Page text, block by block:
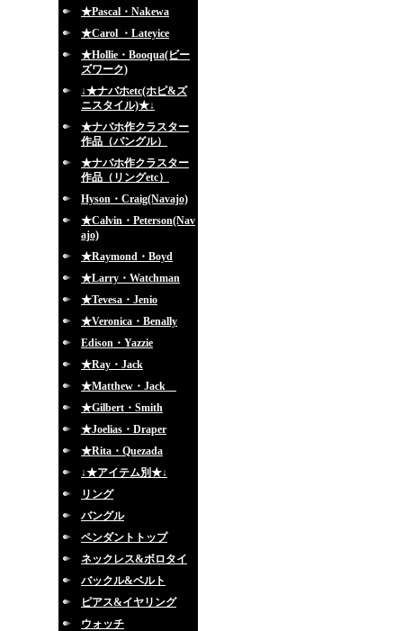
★Pascal・Nakewa
★Carol ・Lateyice
★Hollie・Booqua(ビー
ズワーク)
↓★ナバホetc(ホピ&ズ
ニスタイル)★↓
★ナバホ作クラスター
作品（バングル）
★ナバホ作クラスター
作品（リングetc）
Hyson・Craig(Navajo)
★Calvin・Peterson(Nav
ajo)
★Raymond・Boyd
★Larry・Watchman
★Tevesa・Jenio
★Veronica・Benally
Edison・Yazzie
★Ray・Jack
★Matthew・Jack
★Gilbert・Smith
★Joelias・Draper
★Rita・Quezada
↓★アイテム別★↓
リング
バングル
ペンダントトップ
ネックレス&ボロタイ
バックル&ベルト
ピアス&イヤリング
ウォッチ